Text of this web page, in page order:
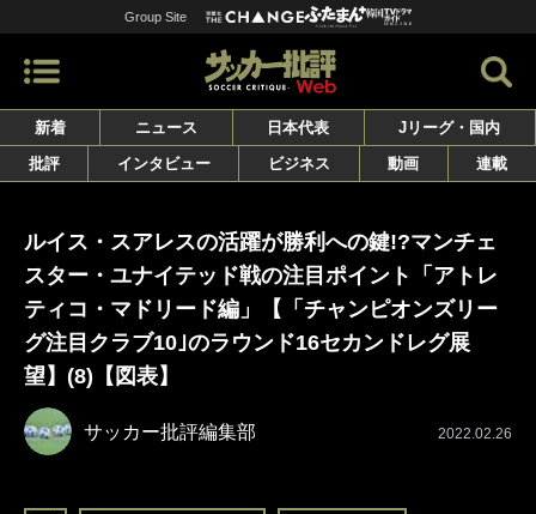
Group Site
新着 ニュース 日本代表
Jリーグ・国内
批評
インタビュー ビジネス 動画 連載
ルイス・スアレスの活躍が勝利への鍵!?マンチェ
スター・ユナイテッド戦の注目ポイント「アトレ
ティコ・マドリード編」【「チャンピオンズリー
グ注目クラブ10｣のラウンド16セカンドレグ展
望】(8)【図表】
サッカー批評編集部 2022.02.26